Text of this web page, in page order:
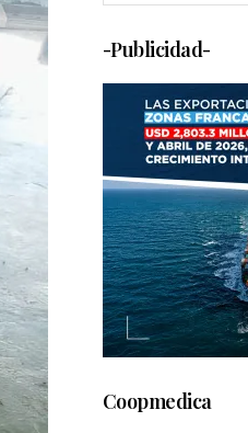
-Publicidad-
Coopmedica